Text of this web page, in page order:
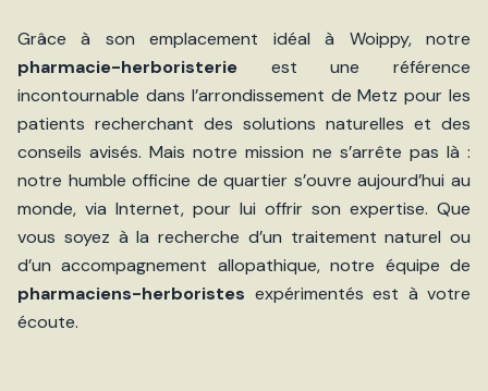
Grâce à son emplacement idéal à Woippy, notre
pharmacie-herboristerie est une référence
incontournable dans l’arrondissement de Metz pour les
patients recherchant des solutions naturelles et des
conseils avisés. Mais notre mission ne s’arrête pas là :
notre humble officine de quartier s’ouvre aujourd’hui au
monde, via Internet, pour lui offrir son expertise. Que
vous soyez à la recherche d’un traitement naturel ou
d’un accompagnement allopathique, notre équipe de
pharmaciens-herboristes expérimentés est à votre
écoute.